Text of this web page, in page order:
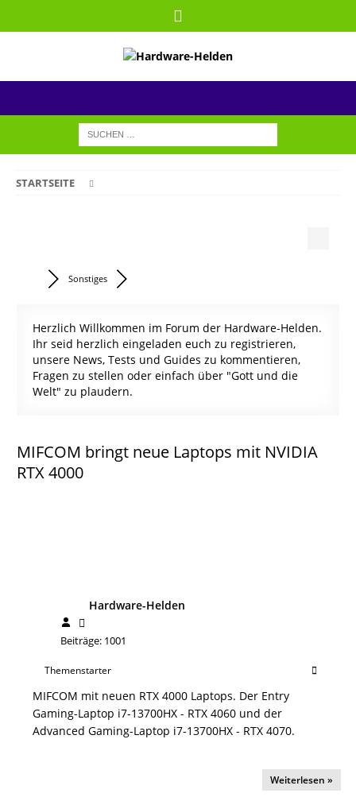
STARTSEITE
Sonstiges
Herzlich Willkommen im Forum der Hardware-Helden.
Ihr seid herzlich eingeladen euch zu registrieren,
unsere News, Tests und Guides zu kommentieren,
Fragen zu stellen oder einfach über "Gott und die
Welt" zu plaudern.
MIFCOM bringt neue Laptops mit NVIDIA
RTX 4000
Hardware-Helden
Beiträge: 1001
Themenstarter
MIFCOM mit neuen RTX 4000 Laptops. Der Entry
Gaming-Laptop i7-13700HX - RTX 4060 und der
Advanced Gaming-Laptop i7-13700HX - RTX 4070.
Weiterlesen »